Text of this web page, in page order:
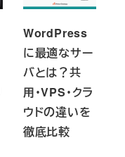
WordPress
に最適なサー
バとは？共
用・VPS・クラ
ウドの違いを
徹底比較